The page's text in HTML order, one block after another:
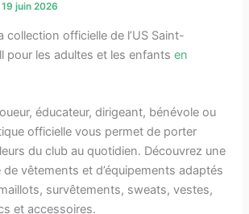
19 juin 2026
collection officielle de l’US Saint-
pour les adultes et les enfantsen
éducateur, dirigeant, bénévole ou
officielle vous permet de porter
du club au quotidien. Découvrez une
vêtements et d’équipements adaptés
survêtements, sweats, vestes,
et accessoires.